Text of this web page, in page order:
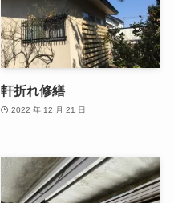
軒折れ修繕
2022 年 12 月 21 日